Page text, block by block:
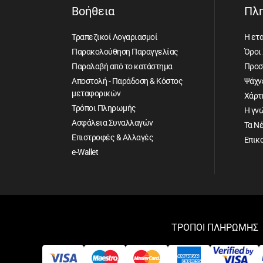
Βοήθεια
Τραπεζικοί Λογαριασμοί
Παρακολούθηση Παραγγελίας
Παραλαβή από το κατάστημα
Αποστολή - Παράδοση & Κόστος
μεταφορικών
Τρόποι Πληρωμής
Ασφάλεια Συναλλαγών
Επιστροφές & Αλλαγές
e-Wallet
Η
Η
Τα
ΤΡΟΠΟΙ ΠΛΗΡΩΜΗΣ